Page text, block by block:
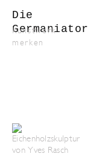
Kunstwerk
merken
Die
Germaniator